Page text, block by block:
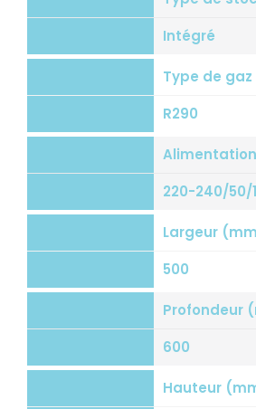
Intégré
Type de gaz
R290
Alimentation
220-240/50/1
Largeur
500
Profondeur
600
Hauteur